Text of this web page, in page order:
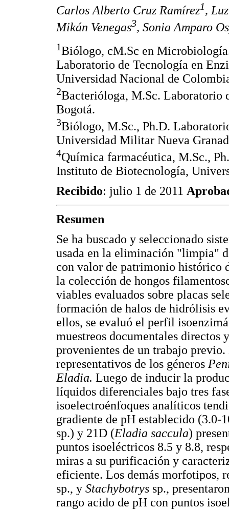
Carlos Alberto Cruz Ramírez1,
Mikán Venegas3, Sonia Amparo
1Biólogo, cM.Sc en
Laboratorio de Tecnología en
Universidad Nacional de
2Bacterióloga, M.Sc. Laboratorio
Bogotá.
3Biólogo, M.Sc., Ph.D.
Universidad Militar Nueva
4Química farmacéutica, M.Sc.,
Instituto de Biotecnología,
Recibido: julio 1 de 2011
Resumen
Se ha buscado y seleccionado
usada en la eliminación "limpia"
con valor de patrimonio histórico
la colección de hongos
viables evaluados sobre placas
formación de halos de hidrólisis
ellos, se evaluó el perfil
muestreos documentales
provenientes de un trabajo
representativos de los géneros
Eladia. Luego de inducir la
líquidos diferenciales bajo tres
isoelectroénfoques analíticos
gradiente de pH establecido
sp.) y 21D (Eladia saccula)
puntos isoeléctricos 8.5 y 8.8,
miras a su purificación y
eficiente. Los demás morfotipos,
sp., y Stachybotrys sp.,
rango acido de pH con puntos